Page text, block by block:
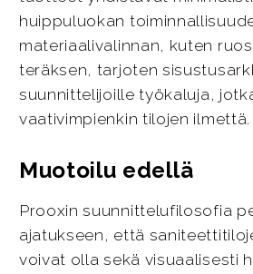
huippuluokan
materiaalivalinnan, kuten
teräksen, tarjoten
suunnittelijoille työkaluja,
vaativimpienkin tilojen ilmettä.
Muotoilu edellä
Prooxin suunnittelufilosofia
ajatukseen, että
voivat olla sekä visuaalisesti